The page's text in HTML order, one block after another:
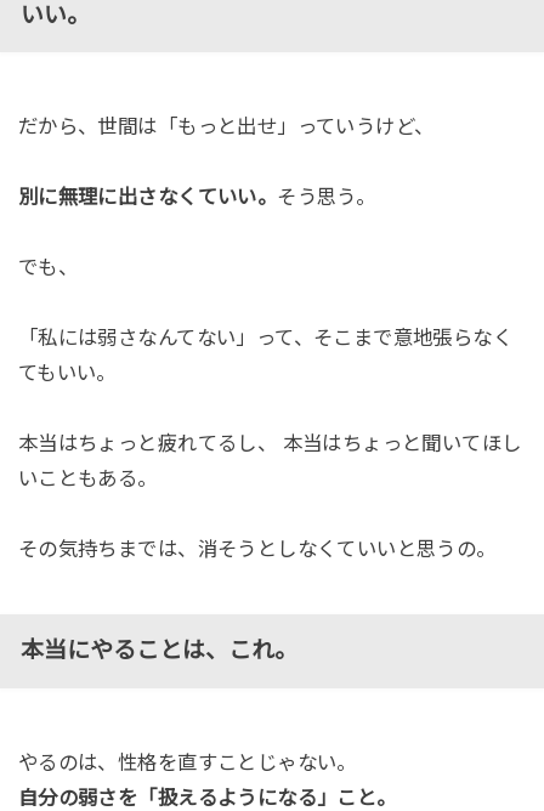
いい。
だから、世間は「もっと出せ」っていうけど、
別に無理に出さなくていい。 そう思う。
でも、
「私には弱さなんてない」って、そこまで意地張らなく
てもいい。
本当はちょっと疲れてるし、 本当はちょっと聞いてほし
いこともある。
その気持ちまでは、消そうとしなくていいと思うの。
本当にやることは、これ。
やるのは、性格を直すことじゃない。
自分の弱さを「扱えるようになる」こと。